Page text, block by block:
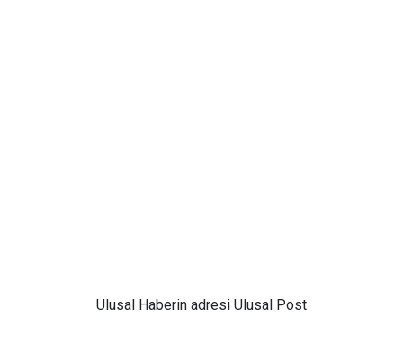
Ulusal Haberin adresi Ulusal Post